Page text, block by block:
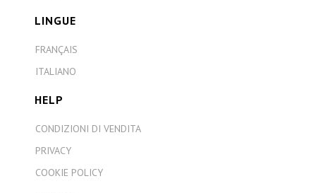
LINGUE
FRANÇAIS
ITALIANO
HELP
CONDIZIONI DI VENDITA
PRIVACY
COOKIE POLICY